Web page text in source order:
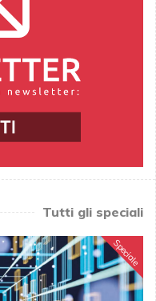
Tutti gli speciali
Speciale